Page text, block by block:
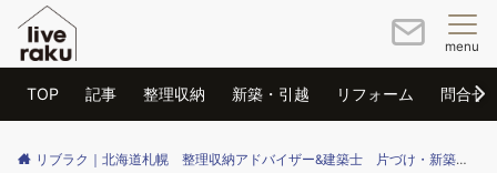
menu
TOP 記事 整理収納 新築・引越 リフォーム 問合せ
リブラク｜北海道札幌 整理収納アドバイザー&建築士 片づけ・新築・リフォームのご相談はリブラクまで